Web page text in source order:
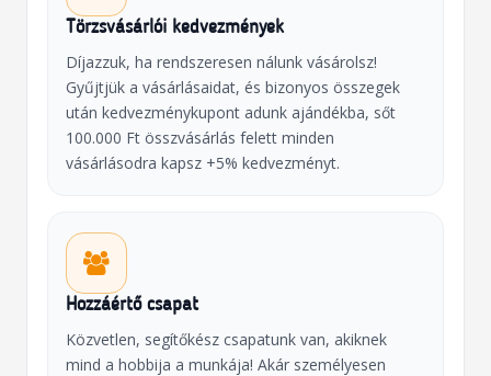
Törzsvásárlói kedvezmények
Díjazzuk, ha rendszeresen nálunk vásárolsz!
Gyűjtjük a vásárlásaidat, és bizonyos összegek
után kedvezménykupont adunk ajándékba, sőt
100.000 Ft összvásárlás felett minden
vásárlásodra kapsz +5% kedvezményt.
Hozzáértő csapat
Közvetlen, segítőkész csapatunk van, akiknek
mind a hobbija a munkája! Akár személyesen